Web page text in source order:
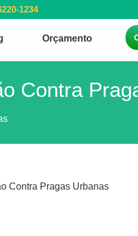
1234
Orçamento
Contra
Contra Pragas Urbanas